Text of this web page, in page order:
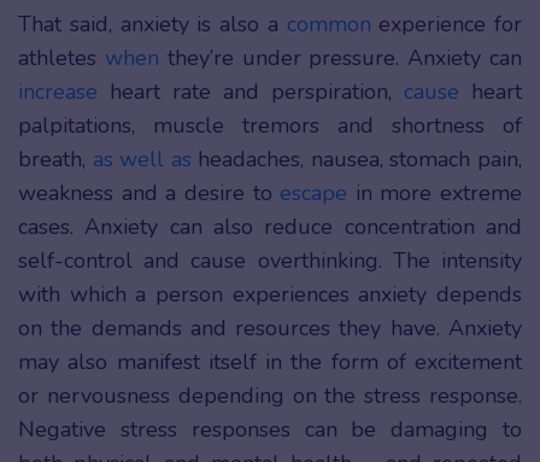
That said, anxiety is also a common experience for
athletes when they’re under pressure. Anxiety can
increase heart rate and perspiration, cause heart
palpitations, muscle tremors and shortness of
breath, as well as headaches, nausea, stomach pain,
weakness and a desire to escape in more extreme
cases. Anxiety can also reduce concentration and
self-control and cause overthinking. The intensity
with which a person experiences anxiety depends
on the demands and resources they have. Anxiety
may also manifest itself in the form of excitement
or nervousness depending on the stress response.
Negative stress responses can be damaging to